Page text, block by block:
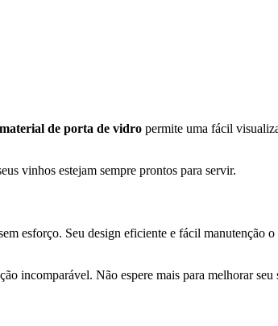
material de porta de vidro permite uma fácil
vinhos estejam sempre prontos para servir.
esforço. Seu design eficiente e fácil manutenção
incomparável. Não espere mais para melhorar seu